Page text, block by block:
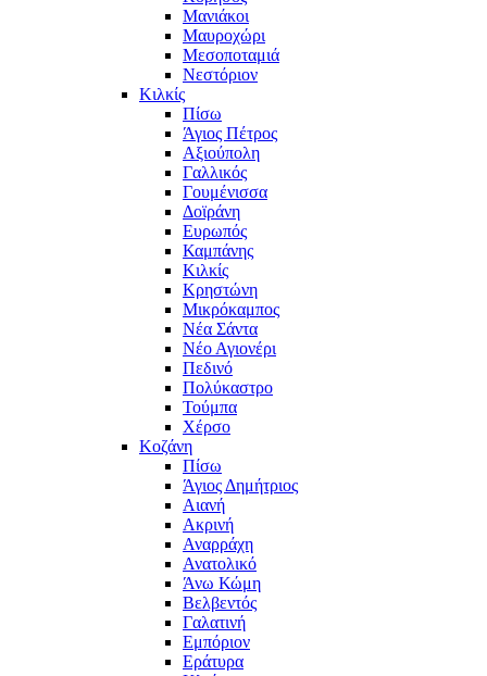
Μανιάκοι
Μαυροχώρι
Μεσοποταμιά
Νεστόριον
Κιλκίς
Πίσω
Άγιος Πέτρος
Αξιούπολη
Γαλλικός
Γουμένισσα
Δοϊράνη
Ευρωπός
Καμπάνης
Κιλκίς
Κρηστώνη
Μικρόκαμπος
Νέα Σάντα
Νέο Αγιονέρι
Πεδινό
Πολύκαστρο
Τούμπα
Χέρσο
Κοζάνη
Πίσω
Άγιος Δημήτριος
Αιανή
Ακρινή
Αναρράχη
Ανατολικό
Άνω Κώμη
Βελβεντός
Γαλατινή
Εμπόριον
Εράτυρα